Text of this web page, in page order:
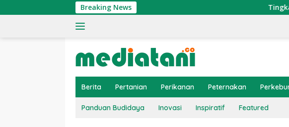
ke
Breaking News Tingkatkan Ekonomi
Berita Pertanian Perikanan Peternakan
Panduan Budidaya Inovasi Inspiratif Featured